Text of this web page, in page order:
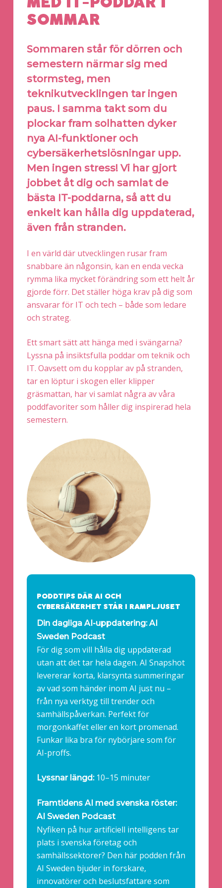
MED IT-PODDAR I
SOMMAR
Sommaren står för dörren och
semestern närmar sig med
stormsteg, men
teknikutvecklingen tar ingen
paus. I samma takt som du
plockar fram solhatten dyker
nya AI-funktioner och
cybersäkerhetslösningar upp.
Men ingen stress! Vi har gjort
jobbet åt dig och samlat de
bästa IT-poddarna, så att du
enkelt kan hålla dig uppdaterad,
även från stranden.
I en värld där utvecklingen rusar fram
snabbare än någonsin, kan en enda vecka
rymma lika mycket förändring som ett helt år
gjorde förr. Det ställer höga krav på dig som
ansvarar för IT och tech – både som ledare
och strateg.
Ett smart sätt att hänga med i svängarna?
Lyssna på insiktsfulla poddar om teknik och
IT. Oavsett om du kopplar av på stranden,
tar en löptur i skogen eller klipper
gräsmattan, har vi samlat några av våra
poddfavoriter som håller dig inspirerad hela
semestern.
PODDTIPS DÄR AI OCH
CYBERSÄKERHET STÅR I RAMPLJUSET
Din dagliga AI-uppdatering: AI
Sweden Podcast
För dig som vill hålla dig uppdaterad
utan att det tar hela dagen. AI Snapshot
levererar korta, klarsynta summeringar
av vad som händer inom AI just nu –
från nya verktyg till trender och
samhällspåverkan. Perfekt för
morgonkaffet eller en kort promenad.
Funkar lika bra för nybörjare som för
AI-proffs.
Lyssnar längd:10–15 minuter
Framtidens AI med svenska röster:
AI Sweden Podcast
Nyfiken på hur artificiell intelligens tar
plats i svenska företag och
samhällssektorer? Den här podden från
AI Sweden bjuder in forskare,
innovatörer och beslutsfattare som